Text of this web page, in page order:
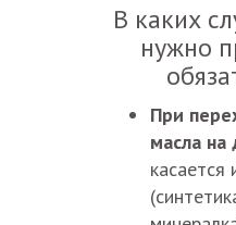
В каких
нужно
При
масла на
касается